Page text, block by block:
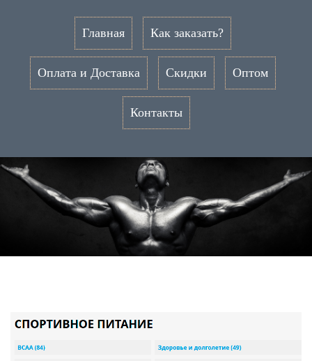
Главная Как заказать?
Оплата и Доставка Скидки Оптом
Контакты